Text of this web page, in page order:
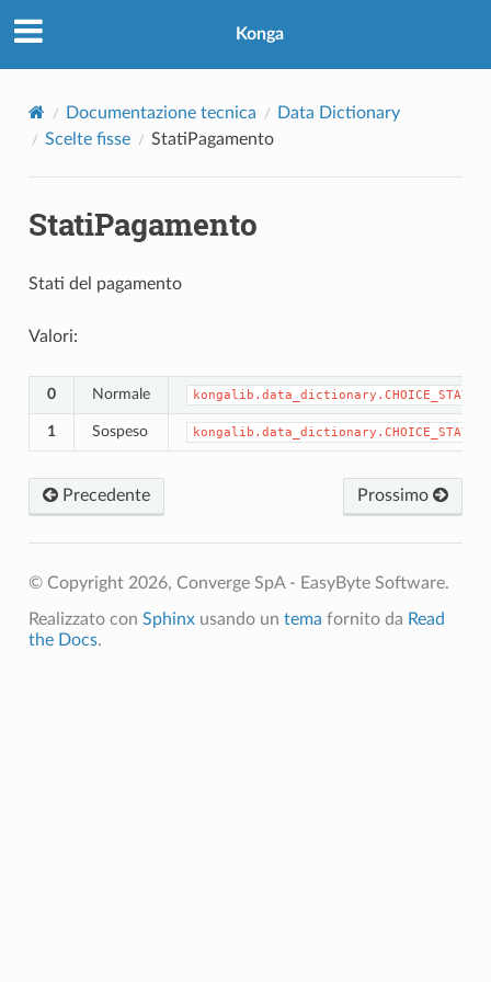
Konga
Documentazione tecnica
Data Dictionary
Scelte fisse
StatiPagamento
StatiPagamento
Stati del pagamento
Valori:
0 Normale
1 Sospeso
Precedente Prossimo
© Copyright 2026, Converge SpA - EasyByte Software.
Realizzato con Sphinxusando un tema fornito da Read
the Docs.